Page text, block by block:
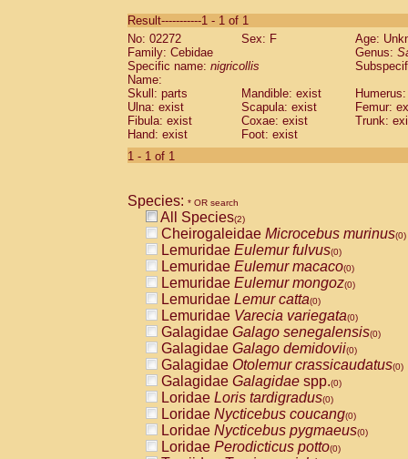
CebidaeSaguinus labiatus(0)
Cebidae Saguinus leucopus (0)
Cebidae
CebidaeSaguinus mystax
Cebidae Saguinus nigricollis (1)
Cebidae Saguinus oedipus
Cebidae Saguinus weddelli
Cebidae Saguinusspp.
Cebidae
CebidaeCebus capucinus
CebidaeCebus nigrivittatus
CebidaeCebus spp.(0)
CebidaeSaimiri boliviensis(0)
CebidaeSaimiri sciureus(0)
AtelidaeAlouatta caraya(0)
AtelidaeAlouatta fusca(0)
AtelidaeAlouatta seniculus(0)
AtelidaeAlouattaspp.(0)
AtelidaeAteles belzebuth(0)
AtelidaeAteles geoffroyi(0)
AtelidaeAteles paniscus(0)
AtelidaeAtelesspp.(0)
AtelidaeLagothrix lagothricha(0)
AtelidaeLagothrix lagothricha cana
PitheciidaeCacajao calvus
Result-----------1 - 1 of 1
No: 02272
Sex: F
Age:
Family: Cebidae
Genus:
Specific name: nigricollis
Name:
Skull: parts
Mandible: exist
Ulna: exist
Scapula: exist
Femur:
Fibula: exist
Coxae: exist
Trunk:
Hand: exist
Foot: exist
1 - 1 of 1
Species: * OR search
All Species(2)
Cheirogaleidae Microcebus murinus(0)
Lemuridae Eulemur fulvus(0)
Lemuridae Eulemur macaco(0)
Lemuridae Eulemur mongoz(0)
Lemuridae Lemur catta(0)
Lemuridae Varecia variegata(0)
Galagidae Galago senegalensis(0)
Galagidae Galago demidovii(0)
Galagidae Otolemur crassicaudatus(0)
Galagidae Galagidae spp.(0)
Loridae Loris tardigradus(0)
Loridae Nycticebus coucang(0)
Loridae Nycticebus pygmaeus(0)
Loridae Perodicticus potto(0)